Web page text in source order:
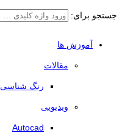
جستجو برای:
آموزش ها
مقالات
رنگ شناسی
ویدیویی
Autocad